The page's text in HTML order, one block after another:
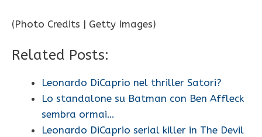
(Photo Credits | Getty Images)
Related Posts:
Leonardo DiCaprio nel thriller Satori?
Lo standalone su Batman con Ben Affleck
sembra ormai…
Leonardo DiCaprio serial killer in The Devil